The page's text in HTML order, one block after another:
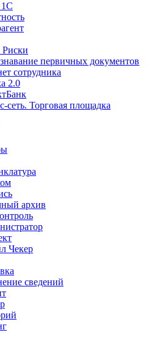
первичных документов
сотрудника
2.0
сеть. Торговая площадка
архив
Чекер
сведений